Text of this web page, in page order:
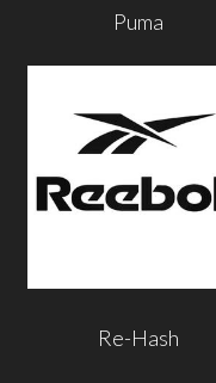
Puma
Re-Hash